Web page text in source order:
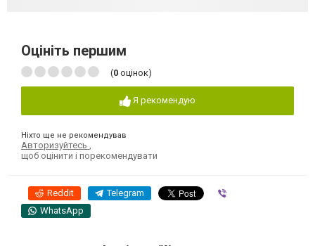
Оцініть першим
(0 оцінок)
Я рекомендую
Ніхто ще не рекомендував
Авторизуйтесь
щоб оцінити і порекомендувати
Reddit Telegram
WhatsApp